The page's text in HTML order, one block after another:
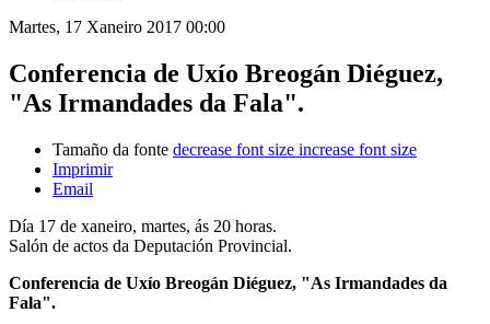
Martes, 17 Xaneiro 2017 00:00
Conferencia de Uxío Breogán Diéguez,
"As Irmandades da Fala".
Tamaño da fonte decrease font size increase font size
Imprimir
Email
Día 17 de xaneiro, martes, ás 20 horas.
Salón de actos da Deputación Provincial.
Conferencia de Uxío Breogán Diéguez, "As Irmandades da
Fala".